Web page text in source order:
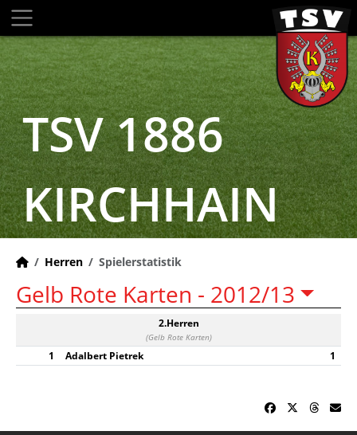
TSV 1886
KIRCHHAIN
Herren Spielerstatistik
Gelb Rote Karten - 2012/13
2.Herren
(Gelb Rote Karten)
1 Adalbert Pietrek 1